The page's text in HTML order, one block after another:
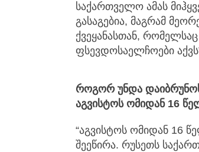
საქართველო ამას
გასაგებია, მაგრამ
ქვეყანასთან,
ფსევდოსაელჩოები
როგორ უნდა
აგვისტოს ომიდან 16
“აგვისტოს ომიდან 16
შეეწირა. რუსეთს